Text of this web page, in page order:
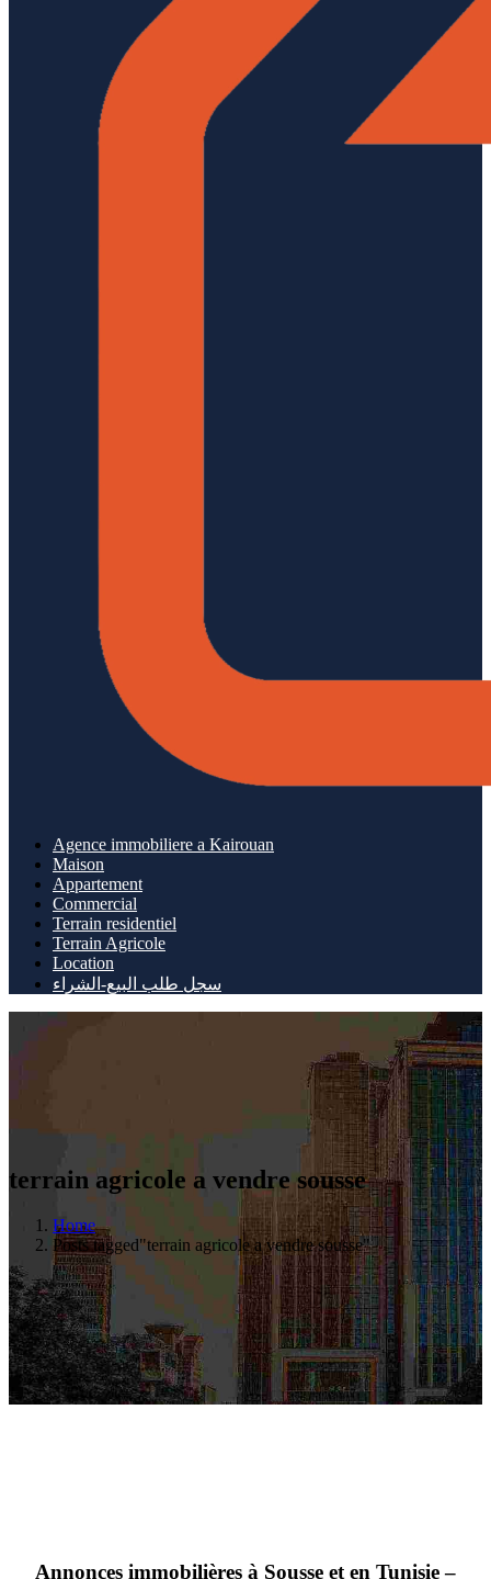
Agence immobiliere a Kairouan
Maison
Appartement
Commercial
Terrain residentiel
Terrain Agricole
Location
سجل طلب البيع-الشراء
terrain agricole a vendre sousse
Home
Posts tagged"terrain agricole a vendre sousse"
Annonces immobilières à Sousse et en Tunisie –